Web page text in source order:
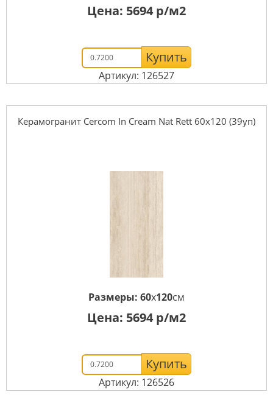
Цена: 5694 р/м2
Купить
Артикул: 126527
Керамогранит Cercom In Cream Nat Rett 60х120 (39уп)
Размеры: 60x120см
Цена: 5694 р/м2
Купить
Артикул: 126526